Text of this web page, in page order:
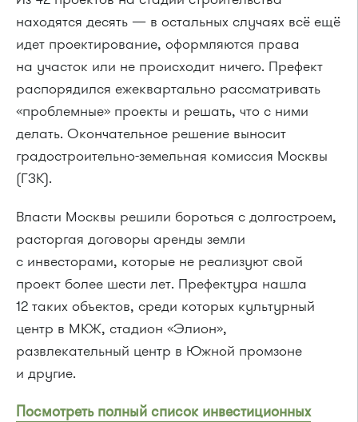
находятся десять — в остальных случаях всё ещё
идет проектирование, оформляются права
на участок или не происходит ничего. Префект
распорядился ежеквартально рассматривать
«проблемные» проекты и решать, что с ними
делать. Окончательное решение выносит
градостроительно-земельная комиссия Москвы
(ГЗК).
Власти Москвы решили бороться с долгостроем,
расторгая договоры аренды земли
с инвесторами, которые не реализуют свой
проект более шести лет. Префектура нашла
12 таких объектов, среди которых культурный
центр в МКЖ, стадион «Элион»,
развлекательный центр в Южной промзоне
и другие.
Посмотреть полный список инвестиционных